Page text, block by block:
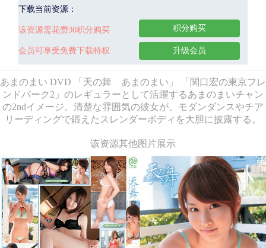
下载当前资源：
该资源需花费30积分购买
会员可享受免费下载特权
积分购买
升级会员
あまのまい DVD 「天の舞 あまのまい」 「関口宏の東京フレ
ンドパーク2」のレギュラーとして活躍するあまのまいチャン
の2ndイメージ。清楚な雰囲気の彼女が、モダンダンスやチア
リーディングで鍛えたスレンダーボディを大胆に披露する。
该资源其他图片展示